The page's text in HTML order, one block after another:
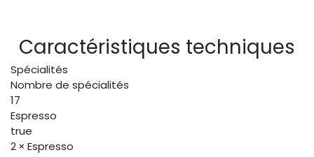
Caractéristiques techniques
Spécialités
Nombre de spécialités
17
Espresso
true
2 × Espresso